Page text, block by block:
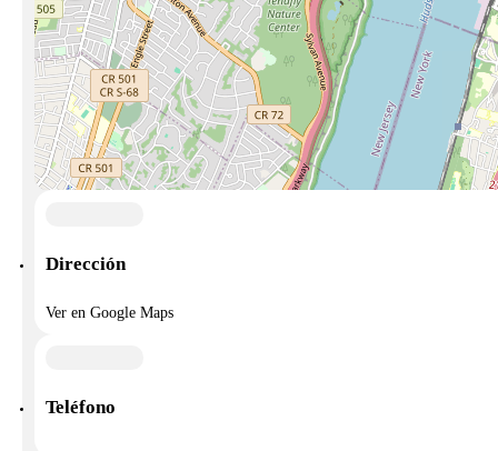
Dirección
Ver en Google Maps
Teléfono